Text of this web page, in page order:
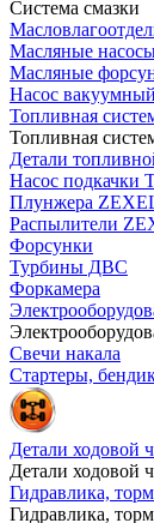
Система смазки
Масляные
Масляные
Насос вакуумный
Топливная
Топливная
Детали
Насос подкачки
Плунжера
Распылители
Форсунки
Турбины ДВС
Форкамера
Свечи накала
Стартеры,
Детали ходовой
Детали ходовой
Гидравлика,
Гидравлика,